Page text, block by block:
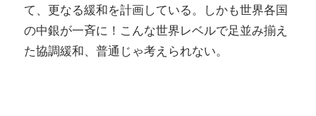
て、更なる緩和を計画している。しかも世界各国
の中銀が一斉に！こんな世界レベルで足並み揃え
た協調緩和、普通じゃ考えられない。